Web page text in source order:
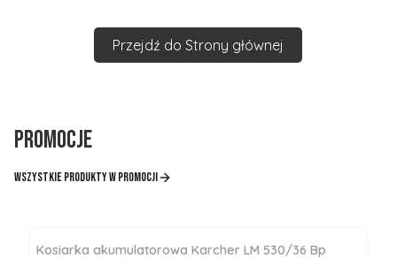
Przejdź do Strony głównej
Promocje
Wszystkie produkty w promocji
Kosiarka akumulatorowa Karcher LM 530/36 Bp